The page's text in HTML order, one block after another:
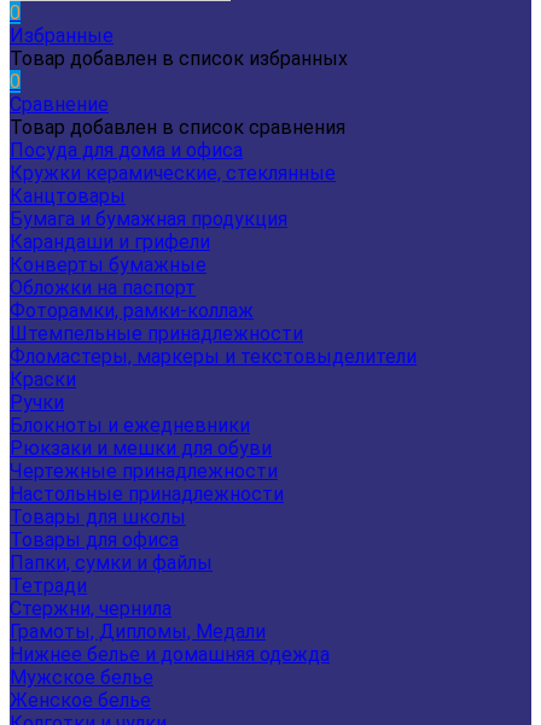
0
Избранные
Товар добавлен в список избранных
0
Сравнение
Товар добавлен в список сравнения
Посуда для дома и офиса
Кружки керамические, стеклянные
Канцтовары
Бумага и бумажная продукция
Карандаши и грифели
Конверты бумажные
Обложки на паспорт
Фоторамки, рамки-коллаж
Штемпельные принадлежности
Фломастеры, маркеры и текстовыделители
Краски
Ручки
Блокноты и ежедневники
Рюкзаки и мешки для обуви
Чертежные принадлежности
Настольные принадлежности
Товары для школы
Товары для офиса
Папки, сумки и файлы
Тетради
Стержни, чернила
Грамоты, Дипломы, Медали
Нижнее белье и домашняя одежда
Мужское белье
Женское белье